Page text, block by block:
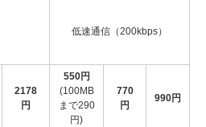
低速通信（200kbps）
2178
円
550円
(100MB
まで290
円)
770
円
990円